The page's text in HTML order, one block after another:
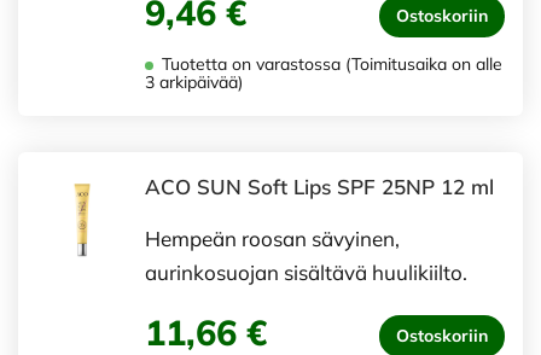
9,46 € Ostoskoriin
Tuotetta on varastossa (Toimitusaika on alle
3 arkipäivää)
ACO SUN Soft Lips SPF 25NP 12 ml
Hempeän roosan sävyinen,
aurinkosuojan sisältävä huulikiilto.
11,66 € Ostoskoriin